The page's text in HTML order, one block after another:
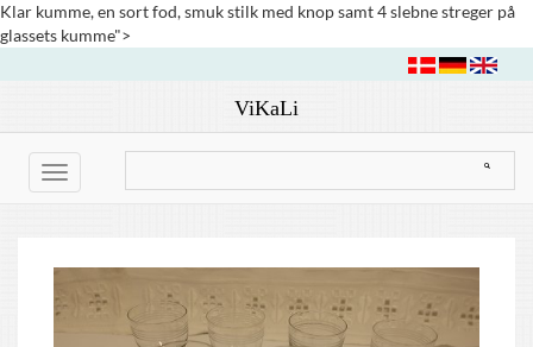
Klar kumme, en sort fod, smuk stilk med knop samt 4 slebne streger på
glassets kumme">
ViKaLi
Toggle
navigation